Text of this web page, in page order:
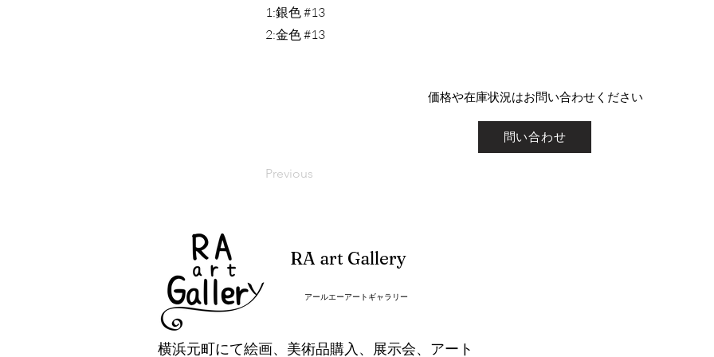
1:銀色 #13
2:金色 #13
​価格や在庫状況はお問い合わせください
問い合わせ
Previous
RA art Gallery
アールエーアートギャラリー
横浜元町にて絵画、美術品購入、展示会、アート